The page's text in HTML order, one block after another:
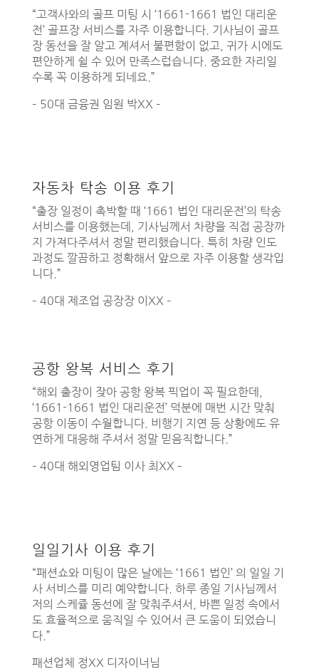
“고객사와의 골프 미팅 시 ‘1661-1661 법인 대리운
전’ 골프장 서비스를 자주 이용합니다. 기사님이 골프
장 동선을 잘 알고 계셔서 불편함이 없고, 귀가 시에도
편안하게 쉴 수 있어 만족스럽습니다. 중요한 자리일
수록 꼭 이용하게 되네요.”
– 50대 금융권 임원 박XX –
자동차 탁송 이용 후기
“출장 일정이 촉박할 때 ‘1661 법인 대리운전’의 탁송
서비스를 이용했는데, 기사님께서 차량을 직접 공장까
지 가져다주셔서 정말 편리했습니다. 특히 차량 인도
과정도 깔끔하고 정확해서 앞으로 자주 이용할 생각입
니다.”
– 40대 제조업 공장장 이XX –
공항 왕복 서비스 후기
“해외 출장이 잦아 공항 왕복 픽업이 꼭 필요한데,
‘1661-1661 법인 대리운전’ 덕분에 매번 시간 맞춰
공항 이동이 수월합니다. 비행기 지연 등 상황에도 유
연하게 대응해 주셔서 정말 믿음직합니다.”
– 40대 해외영업팀 이사 최XX –
일일기사 이용 후기
“패션쇼와 미팅이 많은 날에는 ‘1661 법인’ 의 일일 기
사 서비스를 미리 예약합니다. 하루 종일 기사님께서
저의 스케쥴 동선에 잘 맞춰주셔서, 바쁜 일정 속에서
도 효율적으로 움직일 수 있어서 큰 도움이 되었습니
다.”
패션업체 정XX 디자이너님